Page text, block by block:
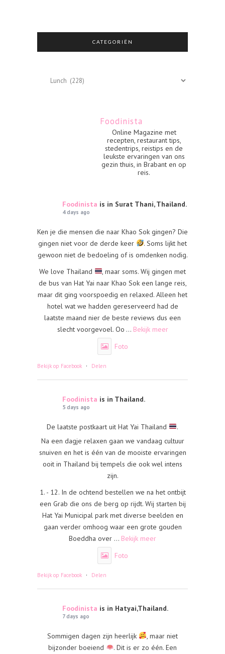
CATEGORIËN
Categoriën
Foodinista
Online Magazine met
recepten, restaurant tips,
stedentrips, reistips en de
leukste ervaringen van ons
gezin thuis, in Brabant en op
reis.
Foodinista is in Surat Thani, Thailand.
4 days ago
Ken je die mensen die naar Khao Sok gingen? Die
gingen niet voor de derde keer
. Soms lijkt het
gewoon niet de bedoeling of is omdenken nodig.
We love Thailand
, maar soms. Wij gingen met
de bus van Hat Yai naar Khao Sok een lange reis,
maar dit ging voorspoedig en relaxed. Alleen het
hotel wat we hadden gereserveerd had de
laatste maand nier de beste reviews dus een
slecht voorgevoel. Oo ... Bekijk meer
Foto
Bekijk op Facebook · Delen
Foodinista is in Thailand.
5 days ago
De laatste postkaart uit Hat Yai Thailand
.
Na een dagje relaxen gaan we vandaag cultuur
snuiven en het is één van de mooiste ervaringen
ooit in Thailand bij tempels die ook wel intens
zijn.
1. - 12. In de ochtend bestellen we na het ontbijt
een Grab die ons de berg op rijdt. Wij starten bij
Hat Yai Municipal park met diverse beelden en
gaan verder omhoog waar een grote gouden
Boeddha over ... Bekijk meer
Foto
Bekijk op Facebook · Delen
Foodinista is in Hatyai,Thailand.
7 days ago
Sommigen dagen zijn heerlijk
, maar niet
bijzonder boeiend
. Dit is er zo één. Een